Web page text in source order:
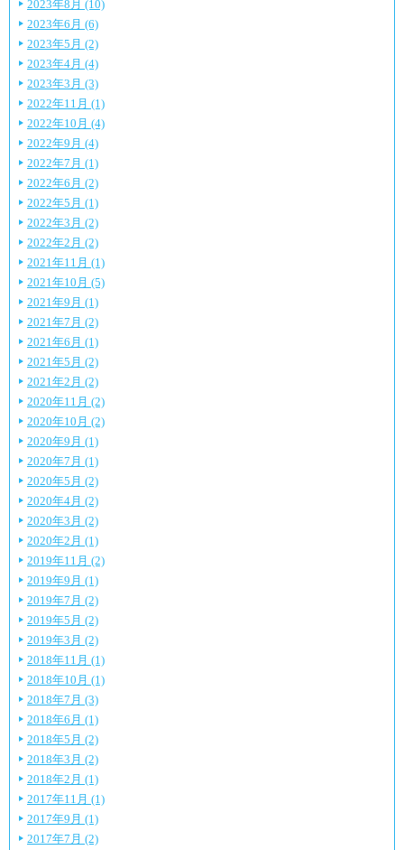
2023年8月 (10)
2023年6月 (6)
2023年5月 (2)
2023年4月 (4)
2023年3月 (3)
2022年11月 (1)
2022年10月 (4)
2022年9月 (4)
2022年7月 (1)
2022年6月 (2)
2022年5月 (1)
2022年3月 (2)
2022年2月 (2)
2021年11月 (1)
2021年10月 (5)
2021年9月 (1)
2021年7月 (2)
2021年6月 (1)
2021年5月 (2)
2021年2月 (2)
2020年11月 (2)
2020年10月 (2)
2020年9月 (1)
2020年7月 (1)
2020年5月 (2)
2020年4月 (2)
2020年3月 (2)
2020年2月 (1)
2019年11月 (2)
2019年9月 (1)
2019年7月 (2)
2019年5月 (2)
2019年3月 (2)
2018年11月 (1)
2018年10月 (1)
2018年7月 (3)
2018年6月 (1)
2018年5月 (2)
2018年3月 (2)
2018年2月 (1)
2017年11月 (1)
2017年9月 (1)
2017年7月 (2)